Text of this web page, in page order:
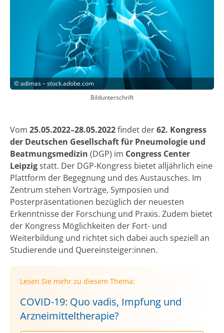
©adimas – stock.adobe.com
Bildunterschrift
Vom 25.05.2022–28.05.2022findet der62. Kongress
der Deutschen Gesellschaft für Pneumologie und
Beatmungsmedizin (DGP) im Congress Center
Leipzigstatt. Der DGP-Kongress bietet alljährlich eine
Plattform der Begegnung und des Austausches. Im
Zentrum stehen Vorträge, Symposien und
Posterpräsentationen bezüglich der neuesten
Erkenntnisse der Forschung und Praxis. Zudem bietet
der Kongress Möglichkeiten der Fort- und
Weiterbildung und richtet sich dabei auch speziell an
Studierende und Quereinsteiger:innen.
Lesen Sie mehr zu diesem Thema:
COVID-19: Quo vadis, Impfung und
Arzneimitteltherapie?